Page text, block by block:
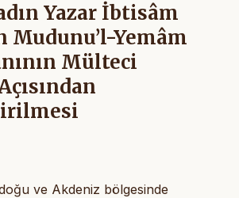
Yazar İbtisâm
Mudunu’l-Yemâm
Mülteci
ve Akdeniz bölgesinde